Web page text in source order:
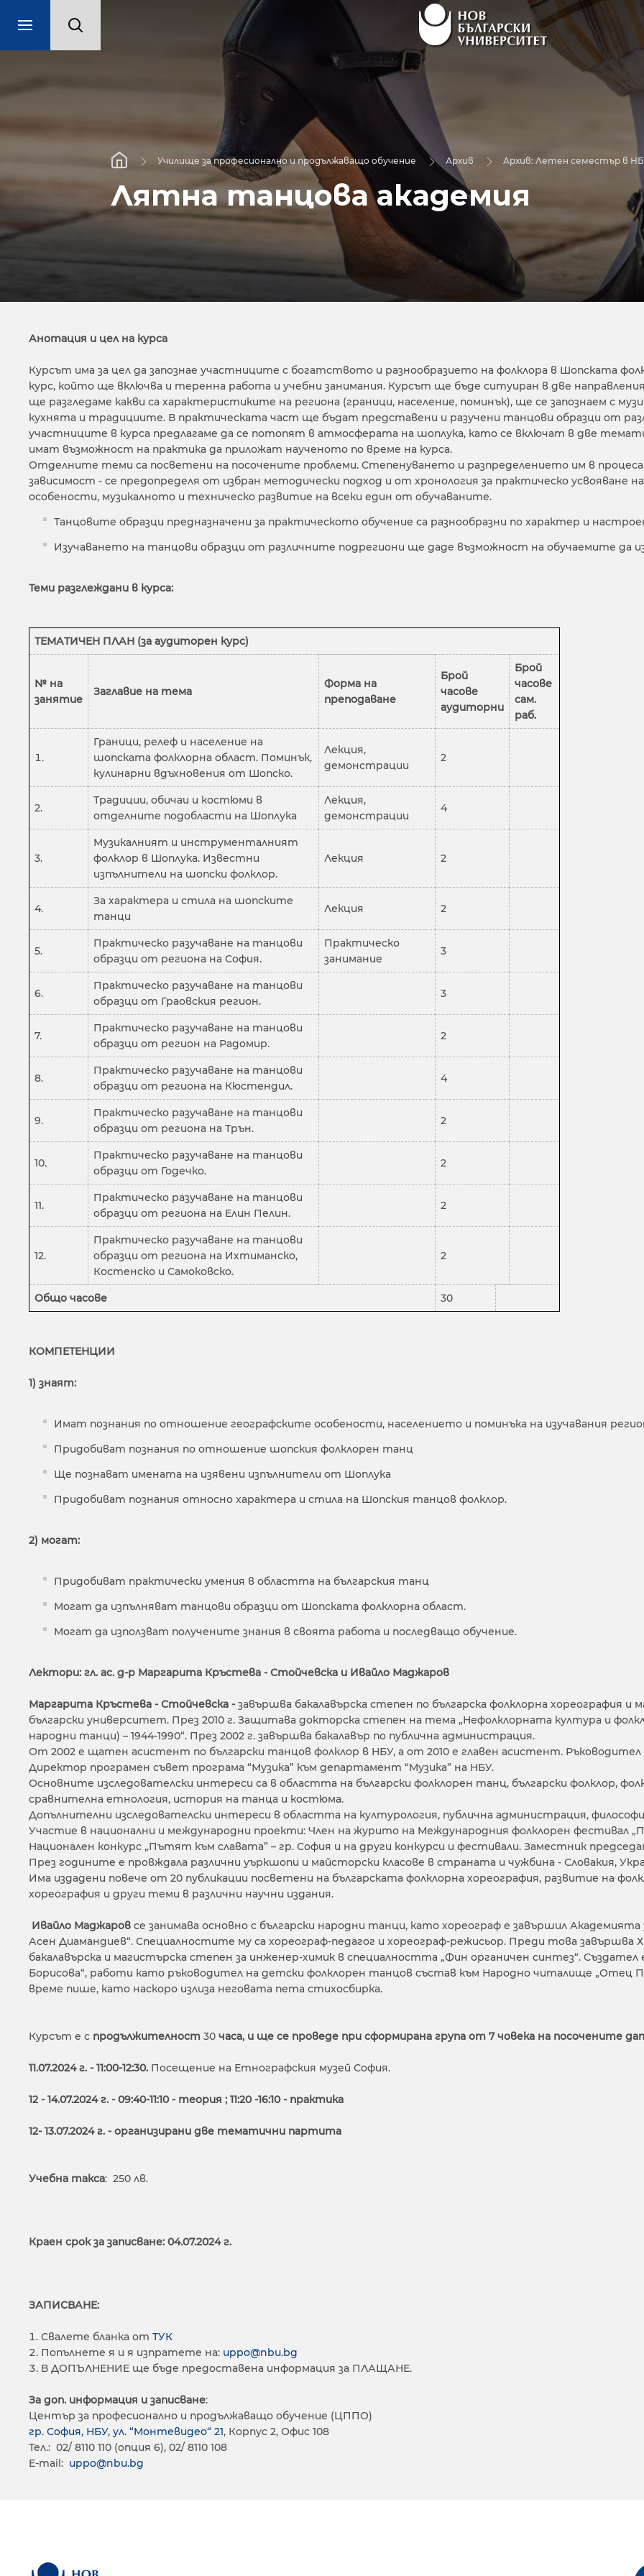
Училище за професионално и продължаващо обучение Архив Архив: Летен семестър в
Лятна танцова академия
Анотация и цел на курса
Курсът има за цел да запознае участниците с богатството и разнообразието на фолклора в Шопската
курс, който ще включва и теренна работа и учебни занимания. Курсът ще бъде ситуиран в две
ще разгледаме какви са характеристиките на региона (граници, население, поминък), ще се запознаем с
кухнята и традициите. В практическата част ще бъдат представени и разучени танцови образци от
участниците в курса предлагаме да се потопят в атмосферата на шоплука, като се включат в две
имат възможност на практика да приложат наученото по време на курса.
Отделните теми са посветени на посочените проблеми. Степенуването и разпределението им в
зависимост - се предопределя от избран методически подход и от хронология за практическо усвояване
особености, музикалното и техническо развитие на всеки един от обучаваните.
Танцовите образци предназначени за практическото обучение са разнообразни по характер и
Изучаването на танцови образци от различните подрегиони ще даде възможност на обучаемите да
Теми разглеждани в курса:
ТЕМАТИЧЕН ПЛАН (за аудиторен курс)
№ на
занятие
Заглавие на тема
Форма на
преподаване
Брой
часове
аудиторни
Брой
часове
сам.
раб.
Граници, релеф и население на
шопската фолклорна област. Поминък,
кулинарни вдъхновения от Шопско.
Лекция,
демонстрации
2
2.
Традиции, обичаи и костюми в
отделните подобласти на Шоплука
Лекция,
демонстрации
4
3.
Музикалният и инструменталният
фолклор в Шоплука. Известни
изпълнители на шопски фолклор.
Лекция 2
4.
За характера и стила на шопските
танци
Лекция 2
5.
Практическо разучаване на танцови
образци от региона на София.
Практическо
занимание
3
6.
Практическо разучаване на танцови
образци от Граовския регион.
3
7.
Практическо разучаване на танцови
образци от регион на Радомир.
2
8.
Практическо разучаване на танцови
образци от региона на Кюстендил.
4
9.
Практическо разучаване на танцови
образци от региона на Трън.
2
10.
Практическо разучаване на танцови
образци от Годечко.
2
11.
Практическо разучаване на танцови
образци от региона на Елин Пелин.
2
12.
Практическо разучаване на танцови
образци от региона на Ихтиманско,
Костенско и Самоковско.
2
Общо часове 30
КОМПЕТЕНЦИИ
1) знаят:
Имат познания по отношение географските особености, населението и поминъка на изучавания
Придобиват познания по отношение шопския фолклорен танц
Ще познават имената на изявени изпълнители от Шоплука
Придобиват познания относно характера и стила на Шопския танцов фолклор.
2) могат:
Придобиват практически умения в областта на българския танц
Могат да изпълняват танцови образци от Шопската фолклорна област.
Могат да използват получените знания в своята работа и последващо обучение.
Лектори: гл. ас. д-р Маргарита Кръстева - Стойчевска и Ивайло Маджаров
Маргарита Кръстева - Стойчевска - завършва бакалавърска степен по българска фолклорна хореография
български университет. През 2010 г. Защитава докторска степен на тема „Нефолклорната култура и
народни танци) – 1944-1990“. През 2002 г. завършва бакалавър по публична администрация.
От 2002 е щатен асистент по български танцов фолклор в НБУ, а от 2010 е главен асистент.
Директор програмен съвет програма “Музика” към департамент “Музика” на НБУ.
Основните изследователски интереси са в областта на български фолклорен танц, български фолклор,
сравнителна етнология, история на танца и костюма.
Допълнителни изследователски интереси в областта на културология, публична администрация,
Участие в национални и международни проекти: Член на журито на Международния фолклорен фестивал
Национален конкурс „Пътят към славата” – гр. София и на други конкурси и фестивали. Заместник
През годините е провждала различни уъркшопи и майсторски класове в страната и чужбина - Словакия,
Има издадени повече от 20 публикации посветени на българската фолклорна хореография, развитие на
хореография и други теми в различни научни издания.
Ивайло Маджаров се занимава основно с български народни танци, като хореограф е завършил
Асен Диамандиев“. Специалностите му са хореограф-педагог и хореограф-режисьор. Преди това
бакалавърска и магистърска степен за инженер-химик в специалността „Фин органичен синтез“.
Борисова“, работи като ръководител на детски фолклорен танцов състав към Народно читалище „Отец
време пише, като наскоро излиза неговата пета стихосбирка.
Курсът е с продължителност 30 часа, и ще се проведе при сформирана група от 7 човека на посочените
11.07.2024 г. - 11:00-12:30. Посещение на Етнографския музей София.
12 - 14.07.2024 г. - 09:40-11:10 - теория ; 11:20 -16:10 - практика
12- 13.07.2024 г. - организирани две тематични партита
Учебна такса: 250 лв.
Краен срок за записване: 04.07.2024 г.
ЗАПИСВАНЕ:
Свалете бланка от ТУК
Попълнете я и я изпратете на: uppo@nbu.bg
В ДОПЪЛНЕНИЕ ще бъде предоставена информация за ПЛАЩАНЕ.
За доп. информация и записване:
Център за професионално и продължаващо обучение (ЦППО)
гр. София, НБУ, ул. “Монтевидео“ 21, Корпус 2, Офис 108
Тел.: 02/ 8110 110 (опция 6), 02/ 8110 108
E-mail: uppo@nbu.bg